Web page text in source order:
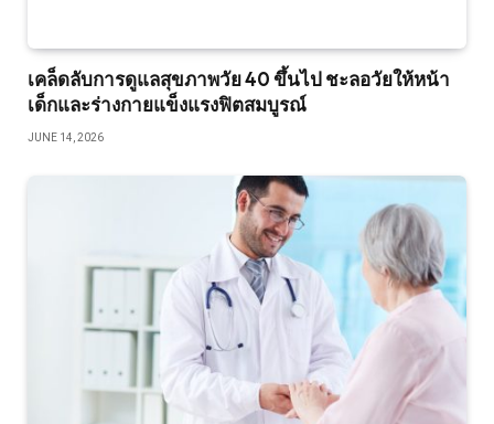
เคล็ดลับการดูแลสุขภาพวัย 40 ขึ้นไป ชะลอวัยให้หน้า
เด็กและร่างกายแข็งแรงฟิตสมบูรณ์
JUNE 14, 2026